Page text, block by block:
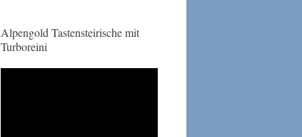
Alpengold Tastensteirische mit
Turboreini